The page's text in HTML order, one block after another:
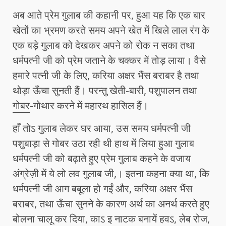
अब आते प्रेम गुलाब की कहानी पर, हुआ यह कि एक बार
खेतों का भ्रमण करते समय अपने खेत में खिले लाल रंग के
एक बड़े गुलाब को देखकर अपने को रोक न सका तथा
धर्मपत्नी जी को प्रेम जताने के चक्कर में तोड़ लाया। वैसे
हमारे पत्नी जी के लिए, करिया अक्षर भैंस बराबर है तथा
थोड़ा ऊँचा सुनती हैं। परन्तु खेती-बारी, पशुपालन तथा
गोबर-गोथार करने में महारथ हासिल हैं।
हाँ तोऽ गुलाब लेकर घर आया, उस समय धर्मपत्नी जी
पशुबाड़ा से गोबर उठा रही थी हाथ में लिया हुआ गुलाब
धर्मपत्नी जी को बढ़ाते हुए प्रेम गुलाब कहने के वजाय
अंग्रेज़ी में ये लो लव गुलाब जी,। इतना कहना क्या था, कि
धर्मपत्नी जी आग बबूला हो गईं और, करिया अक्षर भैंस
बराबर, तथा ऊँचा सुनने के कारण अर्थ का अनर्थ करते हुए
बोलना चालू कर दिया, काऽ इ नाटक बनायें हवऽ, लेब रोज,